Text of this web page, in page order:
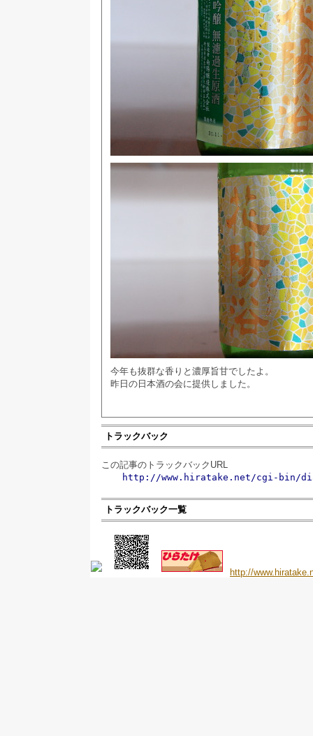
今年も抜群な香りと濃厚旨甘でしたよ。
昨日の日本酒の会に提供しました。
トラックバック
この記事のトラックバックURL
http://www.hiratake.net/cgi-bin/
トラックバック一覧
http://